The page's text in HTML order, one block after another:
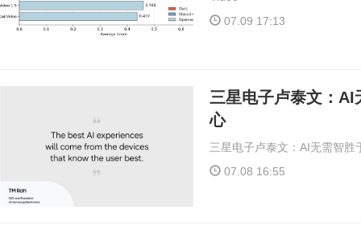
07.09 17:13
三星电子卢泰文：AI
心
三星电子卢泰文：AI无需智胜
07.08 16:55